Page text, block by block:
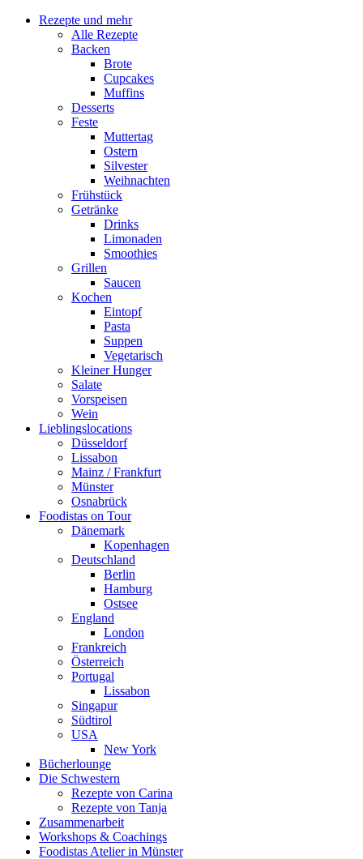
Rezepte und mehr
Alle Rezepte
Backen
Brote
Cupcakes
Muffins
Desserts
Feste
Muttertag
Ostern
Silvester
Weihnachten
Frühstück
Getränke
Drinks
Limonaden
Smoothies
Grillen
Saucen
Kochen
Eintopf
Pasta
Suppen
Vegetarisch
Kleiner Hunger
Salate
Vorspeisen
Wein
Lieblingslocations
Düsseldorf
Lissabon
Mainz / Frankfurt
Münster
Osnabrück
Foodistas on Tour
Dänemark
Kopenhagen
Deutschland
Berlin
Hamburg
Ostsee
England
London
Frankreich
Österreich
Portugal
Lissabon
Singapur
Südtirol
USA
New York
Bücherlounge
Die Schwestern
Rezepte von Carina
Rezepte von Tanja
Zusammenarbeit
Workshops & Coachings
Foodistas Atelier in Münster